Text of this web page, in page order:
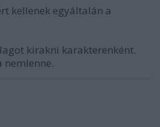
kellenek egyáltalán a
kirakni karakterenként.
nemlenne.